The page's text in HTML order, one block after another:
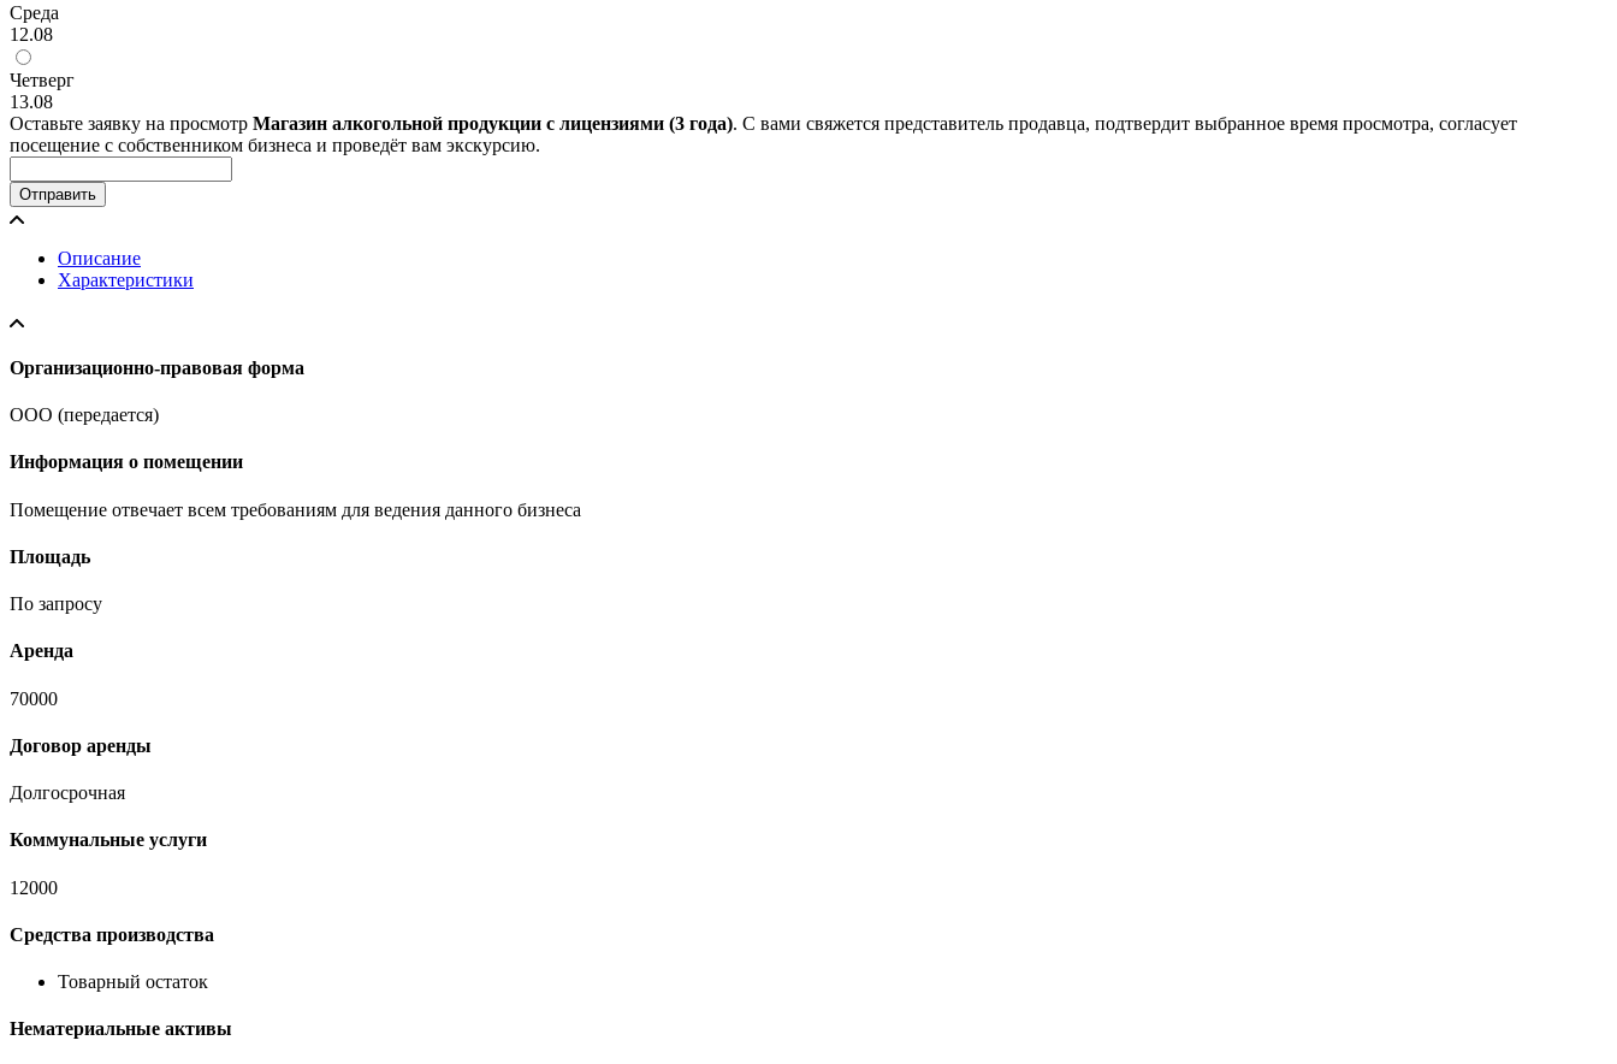
Среда
12.08
Четверг
13.08
Оставьте заявку на просмотр Магазин алкогольной продукции с лицензиями (3 года). С вами свяжется представитель продавца, подтвердит выбранное время просмотра, согласует
посещение с собственником бизнеса и проведёт вам экскурсию.
Отправить
Описание
Характеристики
Организационно-правовая форма
ООО (передается)
Информация о помещении
Помещение отвечает всем требованиям для ведения данного бизнеса
Площадь
По запросу
Аренда
70000
Договор аренды
Долгосрочная
Коммунальные услуги
12000
Средства производства
Товарный остаток
Нематериальные активы